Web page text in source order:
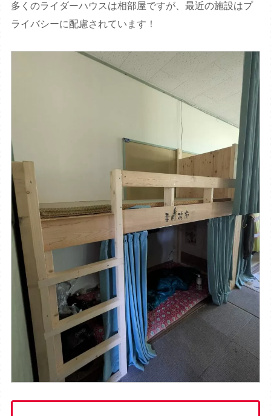
多くのライダーハウスは相部屋ですが、最近の施設はプ
ライバシーに配慮されています！